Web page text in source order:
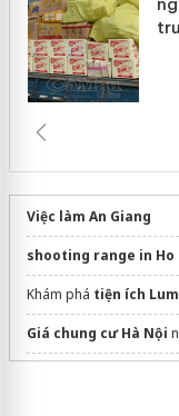
Việc làm An Giang
shooting range in Ho
Khám phá tiện ích
Giá chung cư Hà Nội